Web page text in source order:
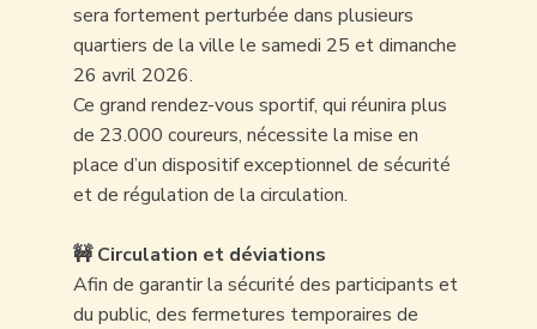
sera fortement perturbée dans plusieurs
quartiers de la ville le samedi 25 et dimanche
26 avril 2026.
Ce grand rendez-vous sportif, qui réunira plus
de 23.000 coureurs, nécessite la mise en
place d’un dispositif exceptionnel de sécurité
et de régulation de la circulation.
🚧 Circulation et déviations
Afin de garantir la sécurité des participants et
du public, des fermetures temporaires de